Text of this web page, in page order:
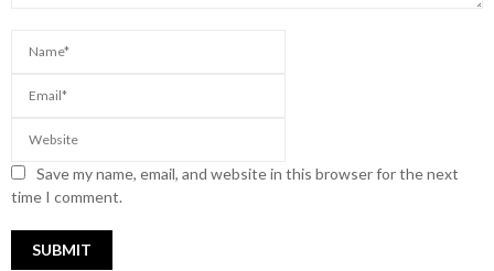
Save my name, email, and website in this browser for the next
time I comment.